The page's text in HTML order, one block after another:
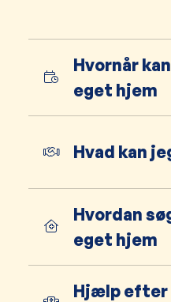
Hvornår
eget hjem
Hvad kan
Hvordan
eget hjem
Hjælp efter